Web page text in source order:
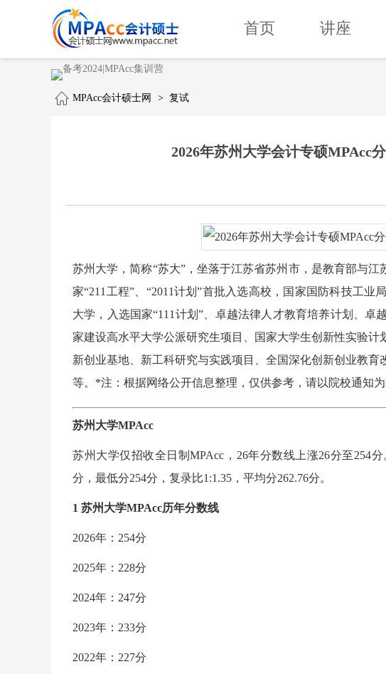
首页 讲座
MPAcc会计硕士网 > 复试
2026年苏州大学会计专硕MPAcc
苏州大学，简称“苏大”，坐落于江苏省苏州市，是教育部与
家“211工程”、“2011计划”首批入选高校，国家国防科技工
大学，入选国家“111计划”、卓越法律人才教育培养计划、卓
家建设高水平大学公派研究生项目、国家大学生创新性实验
新创业基地、新工科研究与实践项目、全国深化创新创业教
等。*注：根据网络公开信息整理，仅供参考，请以院校通知为
苏州大学MPAcc
苏州大学仅招收全日制MPAcc，26年分数线上涨26分至254
分，最低分254分，复录比1:1.35，平均分262.76分。
1 苏州大学MPAcc历年分数线
2026年：254分
2025年：228分
2024年：247分
2023年：233分
2022年：227分